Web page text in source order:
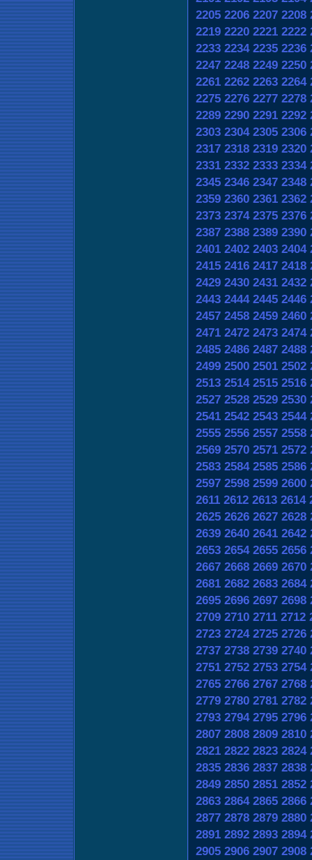
2205 2206 2207 2208
2219 2220 2221 2222
2233 2234 2235 2236
2247 2248 2249 2250
2261 2262 2263 2264
2275 2276 2277 2278
2289 2290 2291 2292
2303 2304 2305 2306
2317 2318 2319 2320
2331 2332 2333 2334
2345 2346 2347 2348
2359 2360 2361 2362
2373 2374 2375 2376
2387 2388 2389 2390
2401 2402 2403 2404
2415 2416 2417 2418
2429 2430 2431 2432
2443 2444 2445 2446
2457 2458 2459 2460
2471 2472 2473 2474
2485 2486 2487 2488
2499 2500 2501 2502
2513 2514 2515 2516
2527 2528 2529 2530
2541 2542 2543 2544
2555 2556 2557 2558
2569 2570 2571 2572
2583 2584 2585 2586
2597 2598 2599 2600
2611 2612 2613 2614
2625 2626 2627 2628
2639 2640 2641 2642
2653 2654 2655 2656
2667 2668 2669 2670
2681 2682 2683 2684
2695 2696 2697 2698
2709 2710 2711 2712
2723 2724 2725 2726
2737 2738 2739 2740
2751 2752 2753 2754
2765 2766 2767 2768
2779 2780 2781 2782
2793 2794 2795 2796
2807 2808 2809 2810
2821 2822 2823 2824
2835 2836 2837 2838
2849 2850 2851 2852
2863 2864 2865 2866
2877 2878 2879 2880
2891 2892 2893 2894
2905 2906 2907 2908